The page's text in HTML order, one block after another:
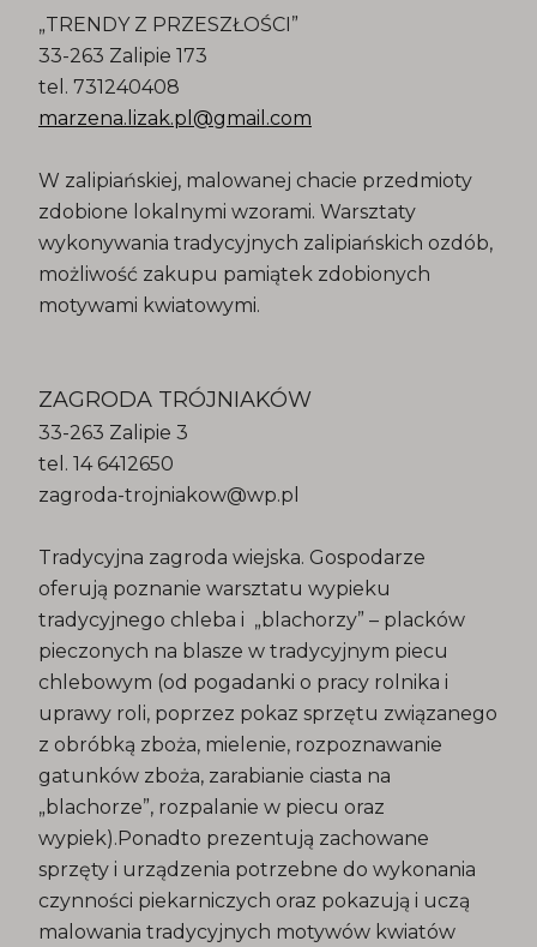
„TRENDY Z PRZESZŁOŚCI”
33-263 Zalipie 173
tel. 731240408
marzena.lizak.pl@gmail.com
W zalipiańskiej, malowanej chacie przedmioty
zdobione lokalnymi wzorami. Warsztaty
wykonywania tradycyjnych zalipiańskich ozdób,
możliwość zakupu pamiątek zdobionych
motywami kwiatowymi.
ZAGRODA TRÓJNIAKÓW
33-263 Zalipie 3
tel. 14 6412650
zagroda-trojniakow@wp.pl
Tradycyjna zagroda wiejska. Gospodarze
oferują poznanie warsztatu wypieku
tradycyjnego chleba i „blachorzy” – placków
pieczonych na blasze w tradycyjnym piecu
chlebowym (od pogadanki o pracy rolnika i
uprawy roli, poprzez pokaz sprzętu związanego
z obróbką zboża, mielenie, rozpoznawanie
gatunków zboża, zarabianie ciasta na
„blachorze”, rozpalanie w piecu oraz
wypiek).Ponadto prezentują zachowane
sprzęty i urządzenia potrzebne do wykonania
czynności piekarniczych oraz pokazują i uczą
malowania tradycyjnych motywów kwiatów